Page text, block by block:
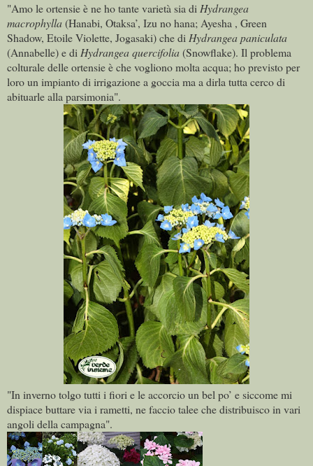
"Amo le ortensie è ne ho tante varietà sia di Hydrangea
macrophylla(Hanabi, Otaksa’, Izu no hana; Ayesha , Green
Shadow, Etoile Violette, Jogasaki) che di Hydrangea paniculata
(Annabelle) e di Hydrangea quercifolia(Snowflake). Il problema
colturale delle ortensie è che vogliono molta acqua; ho previsto per
loro un impianto di irrigazione a goccia ma a dirla tutta cerco di
abituarle alla parsimonia".
"In inverno tolgo tutti i fiori e le accorcio un bel po’ e siccome mi
dispiace buttare via i rametti, ne faccio talee che distribuisco in vari
angoli della campagna".